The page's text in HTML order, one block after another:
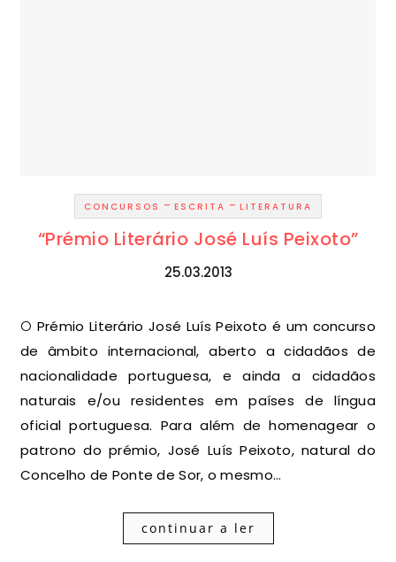
CONCURSOS - ESCRITA - LITERATURA
“Prémio Literário José Luís Peixoto”
25.03.2013
O Prémio Literário José Luís Peixoto é um concurso
de âmbito internacional, aberto a cidadãos de
nacionalidade portuguesa, e ainda a cidadãos
naturais e/ou residentes em países de língua
oficial portuguesa. Para além de homenagear o
patrono do prémio, José Luís Peixoto, natural do
Concelho de Ponte de Sor, o mesmo…
continuar a ler